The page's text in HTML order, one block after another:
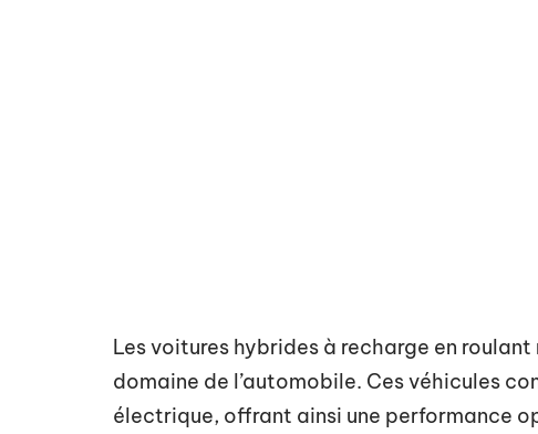
Les voitures hybrides à recharge en
domaine de l’automobile. Ces véhicules
électrique, offrant ainsi une performance